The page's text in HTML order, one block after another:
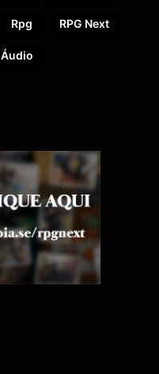
Rpg RPG Next
Áudio